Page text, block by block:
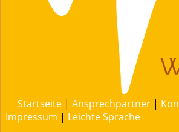
Startseite | Ansprechpartner |
Impressum | Leichte Sprache